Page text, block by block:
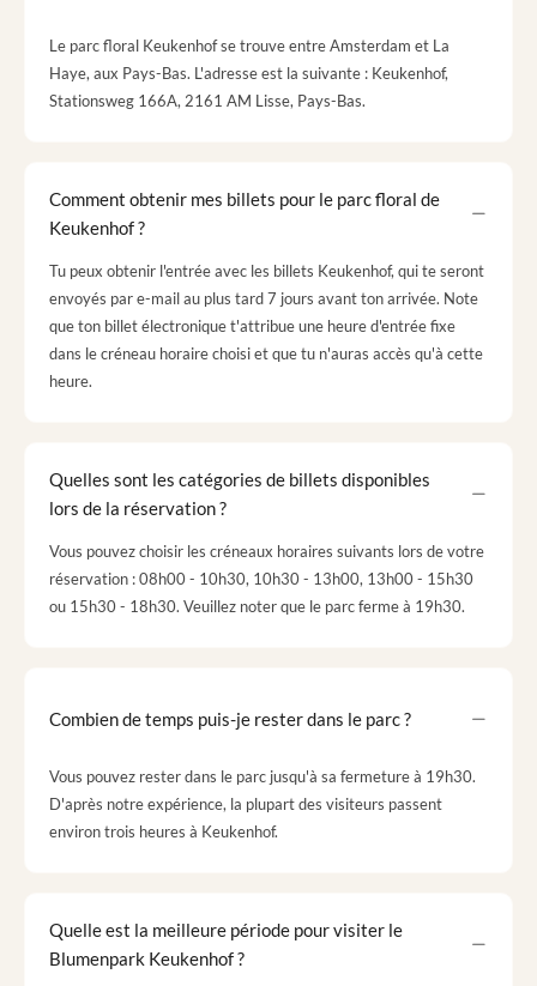
Le parc floral Keukenhof se trouve entre Amsterdam et La
Haye, aux Pays-Bas. L'adresse est la suivante : Keukenhof,
Stationsweg 166A, 2161 AM Lisse, Pays-Bas.
Comment obtenir mes billets pour le parc floral de
Keukenhof ?
Tu peux obtenir l'entrée avec les billets Keukenhof, qui te seront
envoyés par e-mail au plus tard 7 jours avant ton arrivée. Note
que ton billet électronique t'attribue une heure d'entrée fixe
dans le créneau horaire choisi et que tu n'auras accès qu'à cette
heure.
Quelles sont les catégories de billets disponibles
lors de la réservation ?
Vous pouvez choisir les créneaux horaires suivants lors de votre
réservation : 08h00 - 10h30, 10h30 - 13h00, 13h00 - 15h30
ou 15h30 - 18h30. Veuillez noter que le parc ferme à 19h30.
Combien de temps puis-je rester dans le parc ?
Vous pouvez rester dans le parc jusqu'à sa fermeture à 19h30.
D'après notre expérience, la plupart des visiteurs passent
environ trois heures à Keukenhof.
Quelle est la meilleure période pour visiter le
Blumenpark Keukenhof ?